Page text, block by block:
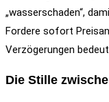
„wasserschaden“,
Fordere sofort
Verzögerungen
Die Stille